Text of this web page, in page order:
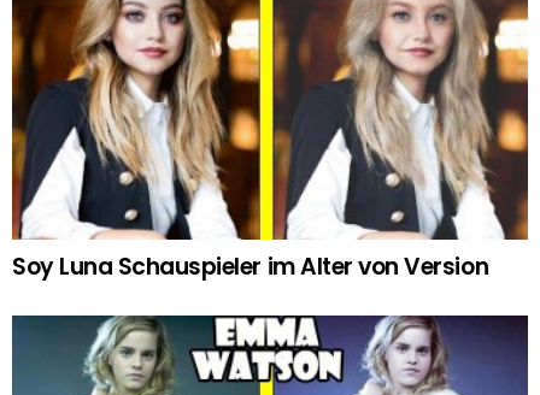
Soy Luna Schauspieler im Alter von Version